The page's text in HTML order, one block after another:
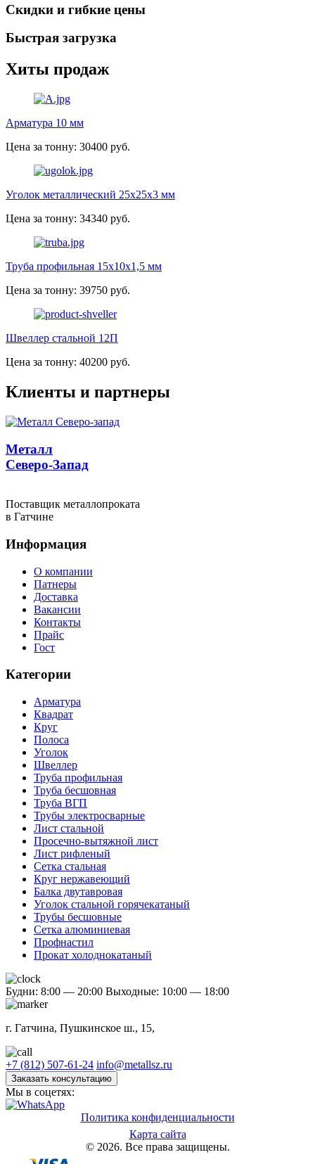
Скидки и гибкие цены
Быстрая загрузка
Хиты продаж
Арматура 10 мм
Цена за тонну: 30400 руб.
Уголок металлический 25х25х3 мм
Цена за тонну: 34340 руб.
Труба профильная 15х10х1,5 мм
Цена за тонну: 39750 руб.
Швеллер стальной 12П
Цена за тонну: 40200 руб.
Клиенты и партнеры
Металл
Северо-Запад
Поставщик металлопроката
в Гатчине
Информация
О компании
Патнеры
Доставка
Вакансии
Контакты
Прайс
Гост
Категории
Арматура
Квадрат
Круг
Полоса
Уголок
Швеллер
Труба профильная
Труба бесшовная
Труба ВГП
Трубы электросварные
Лист стальной
Просечно-вытяжной лист
Лист рифленый
Сетка стальная
Круг нержавеющий
Балка двутавровая
Уголок стальной горячекатаный
Трубы бесшовные
Сетка алюминиевая
Профнастил
Прокат холоднокатаный
Будни: 8:00 — 20:00 Выходные: 10:00 — 18:00
г. Гатчина, Пушкинское ш., 15,
+7 (812) 507-61-24 info@metallsz.ru
Заказать консультацию
Мы в соцетях:
Политика конфиденциальности
Карта сайта
© 2026. Все права защищены.